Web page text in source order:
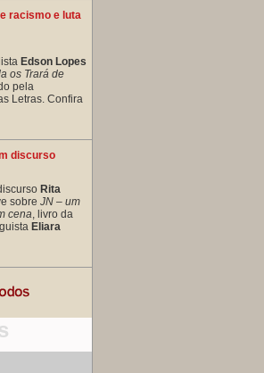
racismo e luta
Edson Lopes
os Trará de
pela
Letras. Confira
discurso
Rita
sobre JN – um
cena , livro da
Eliara